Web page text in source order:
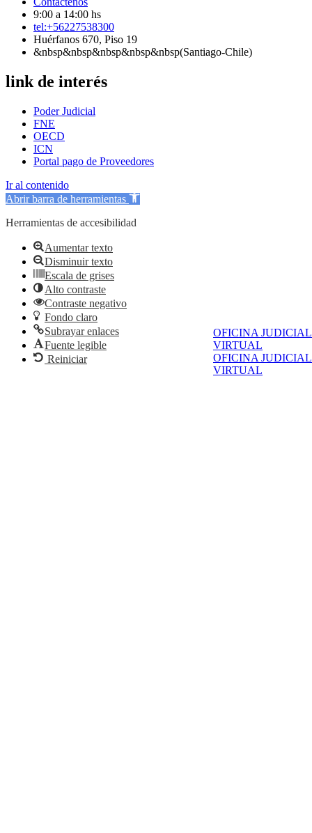
OFICINA JUDICIAL
VIRTUAL
OFICINA JUDICIAL
VIRTUAL
9:00 a 14:00 hs
tel:+56227538300
Huérfanos 670, Piso 19
&nbsp&nbsp&nbsp&nbsp&nbsp(Santiago-Chile)
link de interés
Poder Judicial
FNE
OECD
ICN
Portal pago de Proveedores
Ir al contenido
Abrir barra de herramientas
Herramientas de accesibilidad
Aumentar texto
Disminuir texto
Escala de grises
Alto contraste
Contraste negativo
Fondo claro
Subrayar enlaces
Fuente legible
Reiniciar